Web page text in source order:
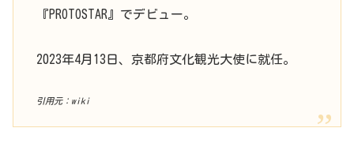
『PROTOSTAR』でデビュー。
2023年4月13日、京都府文化観光大使に就任。
引用元：wiki